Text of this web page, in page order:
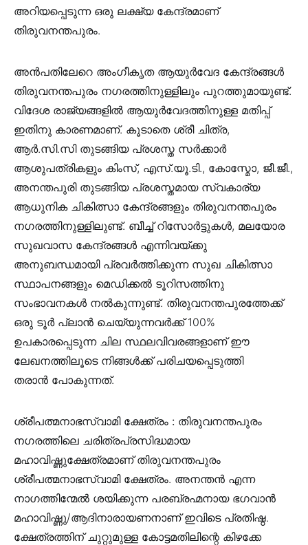
അറിയപ്പെടുന്ന ഒരു ലക്ഷ്യ കേന്ദ്രമാണ്
തിരുവനന്തപുരം.
അൻപതിലേറെ അംഗീകൃത ആയുർവേദ കേന്ദ്രങ്ങൾ
തിരുവനന്തപുരം നഗരത്തിനുള്ളിലും പുറത്തുമായുണ്ട്.
വിദേശ രാജ്യങ്ങളിൽ ആയുർവേദത്തിനുള്ള മതിപ്പ്
ഇതിനു കാരണമാണ്. കൂടാതെ ശ്രീ ചിത്ര,
ആർ.സി.സി തുടങ്ങിയ പ്രശസ്ത സർക്കാർ
ആശുപത്രികളും കിംസ്, എസ്.യൂ.ടി., കോസ്മോ, ജീ.ജീ.,
അനന്തപുരി തുടങ്ങിയ പ്രശസ്തമായ സ്വകാര്യ
ആധുനിക ചികിത്സാ കേന്ദ്രങ്ങളും തിരുവനന്തപുരം
നഗരത്തിനുള്ളിലുണ്ട്. ബീച്ച് റിസോർട്ടുകൾ, മലയോര
സുഖവാസ കേന്ദ്രങ്ങൾ എന്നിവയ്ക്കു
അനുബന്ധമായി പ്രവർത്തിക്കുന്ന സുഖ ചികിത്സാ
സ്ഥാപനങ്ങളും മെഡിക്കൽ ടൂറിസത്തിനു
സംഭാവനകൾ നൽകുന്നുണ്ട്. തിരുവനന്തപുരത്തേക്ക്
ഒരു ടൂർ പ്ലാൻ ചെയ്യുന്നവർക്ക് 100%
ഉപകാരപ്പെടുന്ന ചില സ്ഥലവിവരങ്ങളാണ് ഈ
ലേഖനത്തിലൂടെ നിങ്ങൾക്ക് പരിചയപ്പെടുത്തി
തരാൻ പോകുന്നത്.
ശ്രീപത്മനാഭസ്വാമി ക്ഷേത്രം : തിരുവനന്തപുരം
നഗരത്തിലെ ചരിത്രപ്രസിദ്ധമായ
മഹാവിഷ്ണുക്ഷേത്രമാണ് തിരുവനന്തപുരം
ശ്രീപത്മനാഭസ്വാമി ക്ഷേത്രം. അനന്തൻ എന്ന
നാഗത്തിന്മേൽ ശയിക്കുന്ന പരബ്രഹ്മനായ ഭഗവാൻ
മഹാവിഷ്ണു/ആദിനാരായണനാണ്‌ ഇവിടെ പ്രതിഷ്ഠ.
ക്ഷേത്രത്തിന് ചുറ്റുമുള്ള കോട്ടമതിലിന്റെ കിഴക്കേ